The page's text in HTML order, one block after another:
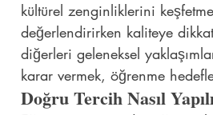
kültürel zenginliklerini
değerlendirirken kaliteye
diğerleri geleneksel
karar vermek, öğrenme
Doğru Tercih Nasıl